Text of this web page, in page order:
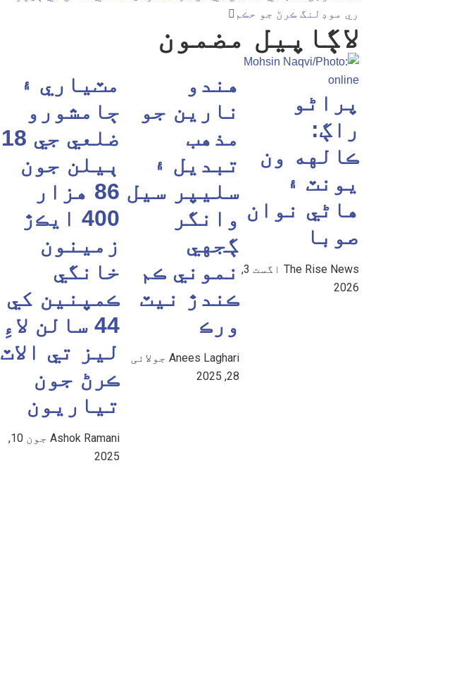
ري موڊلنگ ڪرڻ جو حڪم
لاڳاپيل مضمون
پراڻو
راڳ:
ڪالهه ون
يونٽ ۽
هاڻي نوان
صوبا
The Rise News
اگست 3,
2026
هندو
نارين جو
مذهب
تبديل ۽
سليپر سيل
وانگر
ڳجهي
نموني ڪم
ڪندڙ نيٽ
ورڪ
Anees Laghari جولائی
28, 2025
مٽياري ۽
ڄامشورو
ضلعي جي 18
ٻيلن جون
86 هزار
400 ايڪڙ
زمينون
خانگي
ڪمپنين کي
44 سالن لاءِ
ليز تي الاٽ
ڪرڻ جون
تياريون
Ashok Ramani
جون 10,
2025